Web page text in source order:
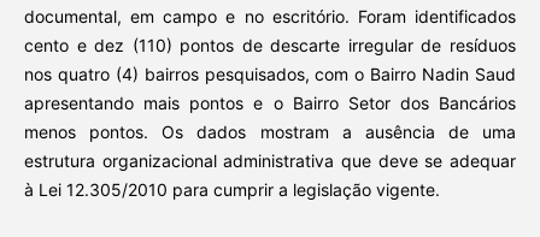
documental, em campo e no escritório. Foram identificados
cento e dez (110) pontos de descarte irregular de resíduos
nos quatro (4) bairros pesquisados, com o Bairro Nadin Saud
apresentando mais pontos e o Bairro Setor dos Bancários
menos pontos. Os dados mostram a ausência de uma
estrutura organizacional administrativa que deve se adequar
à Lei 12.305/2010 para cumprir a legislação vigente.